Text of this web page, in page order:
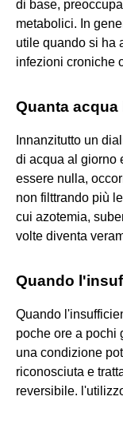
di base,
metabolici. In
utile quando si ha
infezioni croniche
Quanta
Innanzitutto un
di acqua al giorno
essere nulla,
non filttrando più
cui azotemia,
volte diventa
Quando
Quando
poche ore a pochi
una condizione
riconosciuta e
reversibile.